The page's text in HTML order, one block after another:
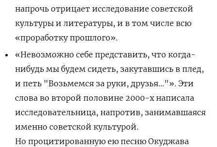
напрочь отрицает исследование советской
культуры и литературы, и в том числе всю
«проработку прошлого».
«Невозможно себе представить, что когда-
нибудь мы будем сидеть, закутавшись в плед,
и петь "Возьмемся за руки, друзья…"». Эти
слова во второй половине 2000-х написала
исследовательница, напротив, занимавшаяся
именно советской культурой.
Но процитированную ею песню Окуджава